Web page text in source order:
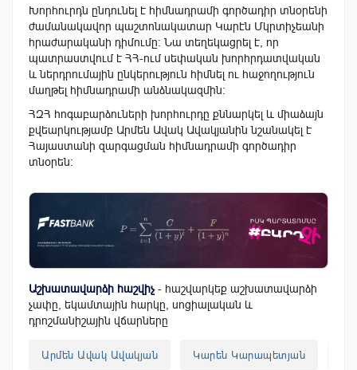
Խորհուրդն ընդունել է հիմնադրամի գործադիր տնօրենի
ժամանակավոր պաշտոնակատար Կարէն Մկրտիչեանի
հրաժարականի դիմումը: Նա տեղեկացրել է, որ
պատրաստվում է ՀՀ-ում սեփական խորհրդատվական
և ներդրումային ընկերություն հիմնել ու հաջողություն
մաղթել հիմնադրամի անձնակազմին:
ՀԶՀ հոգաբարձուների խորհուրդը քննարկել և միաձայն
քվեարկությամբ Արմեն Ավակ Ավակյանին նշանակել է
Հայաստանի զարգացման հիմնադրամի գործադիր
տնօրեն:
Աշխատավարձի հաշվիչ - հաշվարկեք աշխատավարձի
չափը, եկամտային հարկը, սոցիալական և
դրոշմանիշային վճարները
Արմեն Ավակ Ավակյան Կարեն Կարապետյան